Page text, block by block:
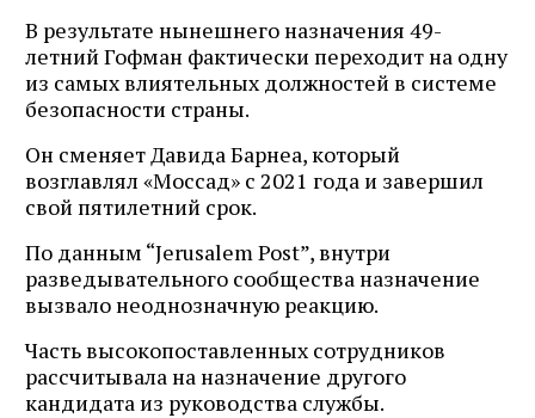
В результате нынешнего назначения 49-
летний Гофман фактически переходит на одну
из самых влиятельных должностей в системе
безопасности страны.
Он сменяет Давида Барнеа, который
возглавлял «Моссад» с 2021 года и завершил
свой пятилетний срок.
По данным “Jerusalem Post”, внутри
разведывательного сообщества назначение
вызвало неоднозначную реакцию.
Часть высокопоставленных сотрудников
рассчитывала на назначение другого
кандидата из руководства службы.